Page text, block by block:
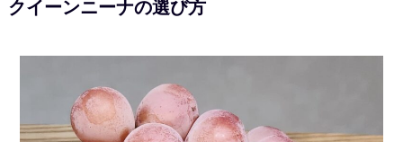
クイーンニーナの選び方